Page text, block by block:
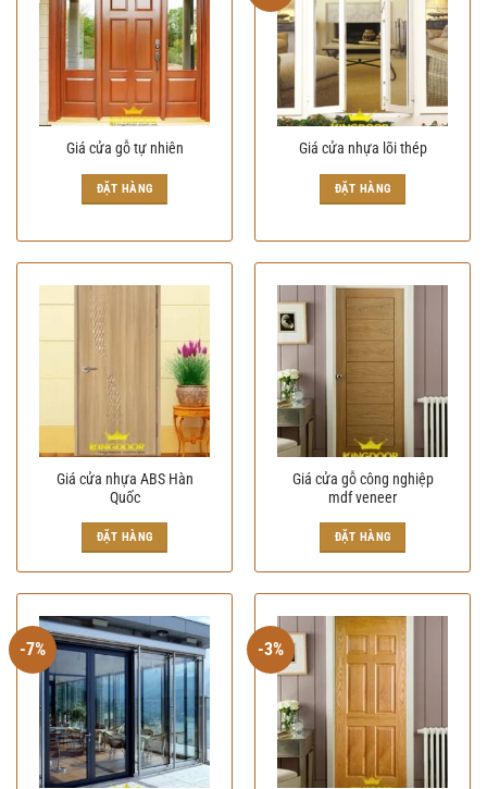
Giá cửa gỗ tự nhiên
ĐẶT HÀNG
Giá cửa nhựa lõi thép
gốc
là:
2.000.000₫.
hiện
tại
là:
ĐẶT HÀNG
Giá cửa nhựa ABS Hàn
Quốc
ĐẶT HÀNG
Giá cửa gỗ công nghiệp
mdf veneer
ĐẶT HÀNG
-7% -3%